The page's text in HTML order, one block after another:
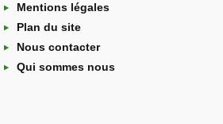
Mentions légales
Plan du site
Nous contacter
Qui sommes nous